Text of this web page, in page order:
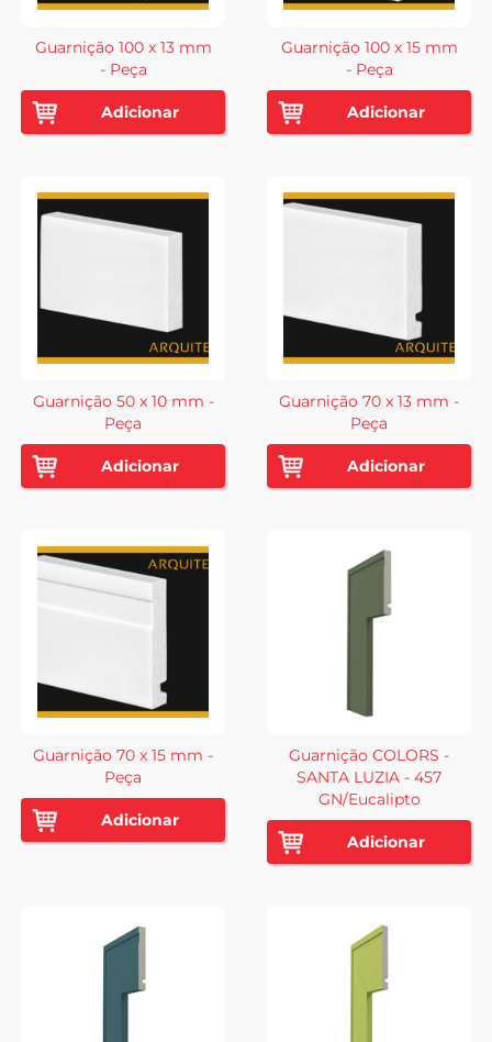
Guarnição 100 x 13 mm
- Peça
Adicionar
Guarnição 100 x 15 mm
- Peça
Adicionar
Guarnição 50 x 10 mm -
Peça
Adicionar
Guarnição 70 x 13 mm -
Peça
Adicionar
Guarnição 70 x 15 mm -
Peça
Adicionar
Guarnição COLORS -
SANTA LUZIA - 457
GN/Eucalipto
Adicionar